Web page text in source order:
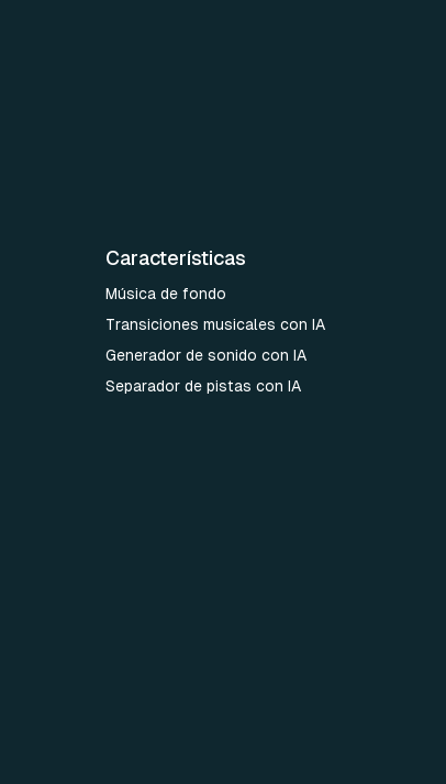
Características
Música de fondo
Transiciones musicales con IA
Generador de sonido con IA
Separador de pistas con IA